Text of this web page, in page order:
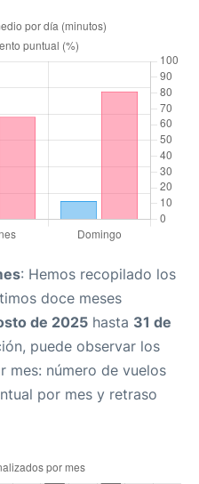
: Hemos recopilado los
doce meses
de 2025 hasta 31 de
puede observar los
mes: número de vuelos
por mes y retraso